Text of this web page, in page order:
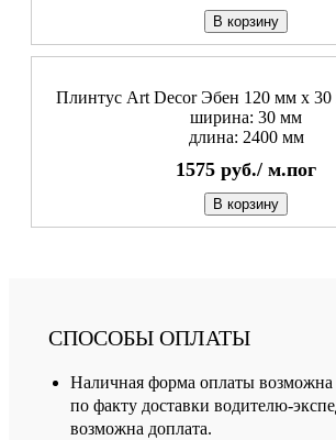
В корзину
Плинтус Art Decor Эбен 120 мм х
ширина: 30 мм
длина: 2400 мм
1575 руб./ м.пог
В корзину
СПОСОБЫ ОПЛАТЫ
Наличная форма оплаты возможна
по факту доставки водителю-
возможна доплата.